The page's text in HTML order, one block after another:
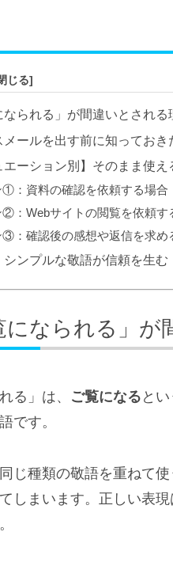
なられる」が間違いとされる
メールを出す前に知っておき
エーション別】そのまま使
：資料の確認を依頼する場合
：Webサイトの閲覧を依頼す
：確認後の感想や返信を求め
シンプルな敬語が信頼を生む
になられる」
る」は、 ご覧になる と
です。
じ種類の敬語を重ねて
しまいます。正しい表